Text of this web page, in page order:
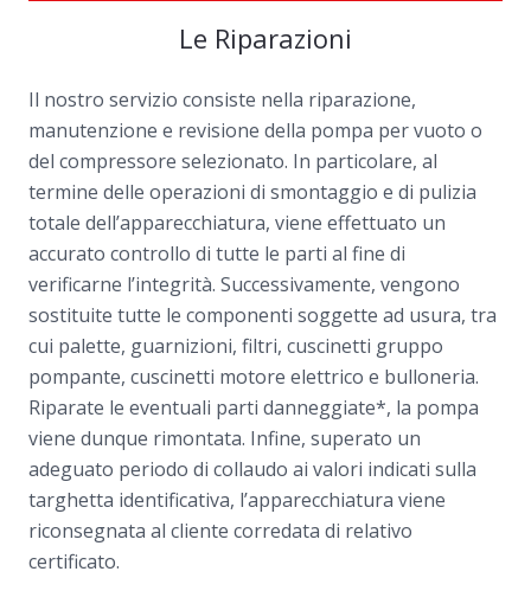
Le Riparazioni
Il nostro servizio consiste nella riparazione,
manutenzione e revisione della pompa per vuoto o
del compressore selezionato. In particolare, al
termine delle operazioni di smontaggio e di pulizia
totale dell’apparecchiatura, viene effettuato un
accurato controllo di tutte le parti al fine di
verificarne l’integrità. Successivamente, vengono
sostituite tutte le componenti soggette ad usura, tra
cui palette, guarnizioni, filtri, cuscinetti gruppo
pompante, cuscinetti motore elettrico e bulloneria.
Riparate le eventuali parti danneggiate*, la pompa
viene dunque rimontata. Infine, superato un
adeguato periodo di collaudo ai valori indicati sulla
targhetta identificativa, l’apparecchiatura viene
riconsegnata al cliente corredata di relativo
certificato.